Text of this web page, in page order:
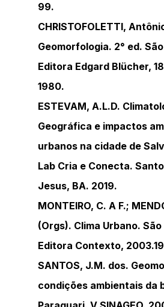
99.
CHRISTOFOLETTI,
Geomorfologia. 2° ed.
Editora Edgard Blücher,
1980.
ESTEVAM, A.L.D.
Geográfica e impactos
urbanos na cidade de
Lab Cria e Conecta.
Jesus, BA. 2019.
MONTEIRO, C. A F.;
(Orgs). Clima Urbano. São
Editora Contexto,
SANTOS, J.M. dos.
condições ambientais da